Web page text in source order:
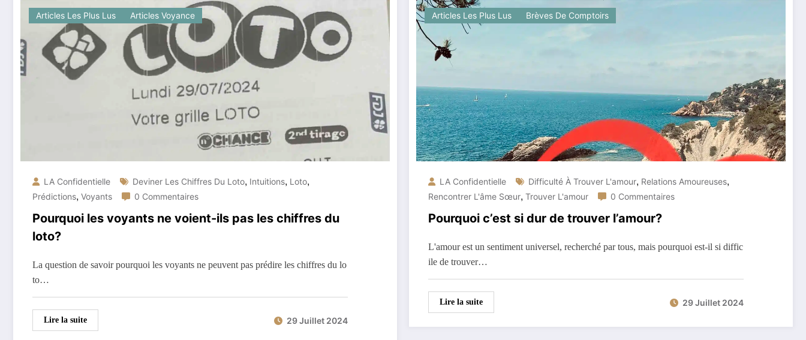
Articles Les Plus Lus Articles Voyance
LA Confidentielle Deviner Les Chiffres Du Loto, Intuitions, Loto,
Prédictions, Voyants 0 Commentaires
Pourquoi les voyants ne voient-ils pas les chiffres du
loto?
La question de savoir pourquoi les voyants ne peuvent pas prédire les chiffres du lo
to…
Lire la suite 29 Juillet 2024
Articles Les Plus Lus Brèves De Comptoirs
LA Confidentielle Difficulté À Trouver L'amour, Relations Amoureuses,
Rencontrer L'âme Sœur, Trouver L'amour 0 Commentaires
Pourquoi c’est si dur de trouver l’amour?
L'amour est un sentiment universel, recherché par tous, mais pourquoi est-il si diffic
ile de trouver…
Lire la suite 29 Juillet 2024